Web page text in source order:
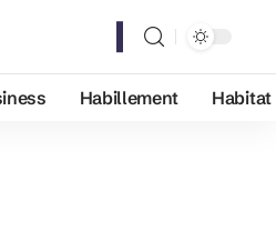
Habillement Habitat